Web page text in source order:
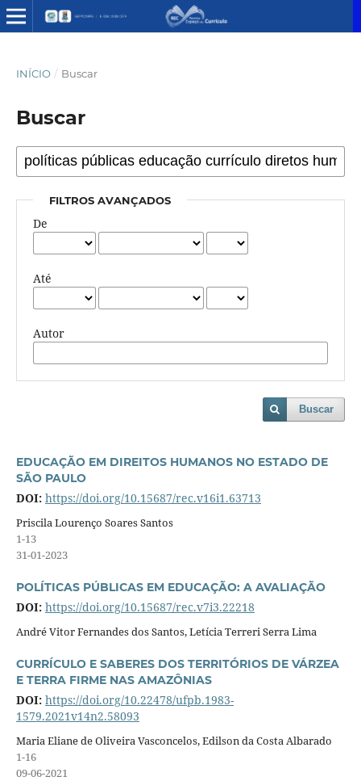
INÍCIO / Buscar
Buscar
FILTROS AVANÇADOS
De
Até
Autor
Buscar
EDUCAÇÃO EM DIREITOS HUMANOS NO ESTADO DE
SÃO PAULO
DOI: https://doi.org/10.15687/rec.v16i1.63713
Priscila Lourenço Soares Santos
1-13
31-01-2023
POLÍTICAS PÚBLICAS EM EDUCAÇÃO: A AVALIAÇÃO
DOI: https://doi.org/10.15687/rec.v7i3.22218
André Vitor Fernandes dos Santos, Letícia Terreri Serra Lima
CURRÍCULO E SABERES DOS TERRITÓRIOS DE VÁRZEA
E TERRA FIRME NAS AMAZÔNIAS
DOI: https://doi.org/10.22478/ufpb.1983-
1579.2021v14n2.58093
Maria Eliane de Oliveira Vasconcelos, Edilson da Costa Albarado
1-16
09-06-2021